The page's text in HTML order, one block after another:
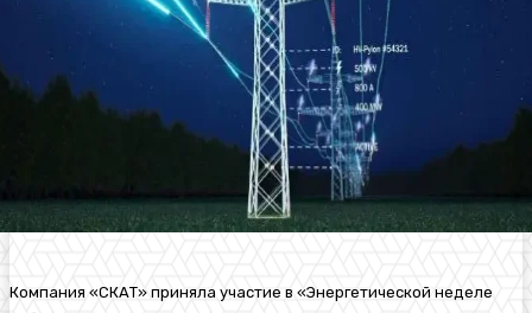
Компания «СКАТ» приняла участие в «Энергетической неделе